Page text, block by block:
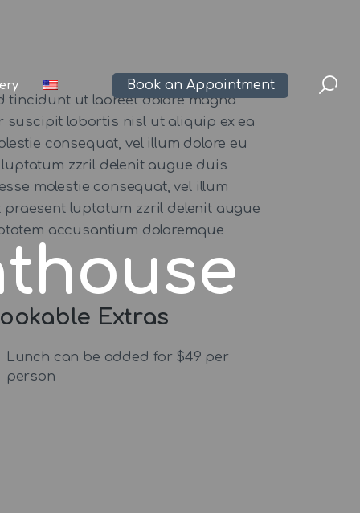
Book an Appointment
tincidunt ut laoreet dolore magna
suscipit lobortis nisl ut aliquip ex ea
consequat, vel illum dolore eu
zzril delenit augue duis
molestie consequat, vel illum
luptatum zzril delenit augue
accusantium doloremque
Extras
Lunch can be added for $49 per
person